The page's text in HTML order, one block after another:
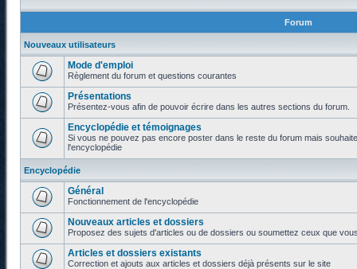
Forum
Nouveaux utilisateurs
Mode d'emploi
Règlement du forum et questions courantes
Présentations
Présentez-vous afin de pouvoir écrire dans les autres sections du forum.
Encyclopédie et témoignages
Si vous ne pouvez pas encore poster dans le reste du forum mais
l'encyclopédie
Encyclopédie
Général
Fonctionnement de l'encyclopédie
Nouveaux articles et dossiers
Proposez des sujets d'articles ou de dossiers ou soumettez ceux que
Articles et dossiers existants
Correction et ajouts aux articles et dossiers déjà présents sur le site